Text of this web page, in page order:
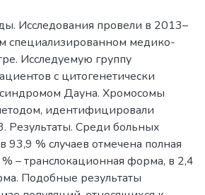
Исследования провели в 2013–
cпециализированном медико-
Исследуемую группу
с цитогенетически
Дауна. Хромосомы
идентифицировали
Результаты. Среди больных
% случаев отмечена полная
– транслокационная форма, в 2,4
Подобные результаты